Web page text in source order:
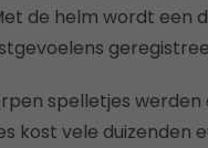
de helm wordt een
spelletjes
kost vele duizenden